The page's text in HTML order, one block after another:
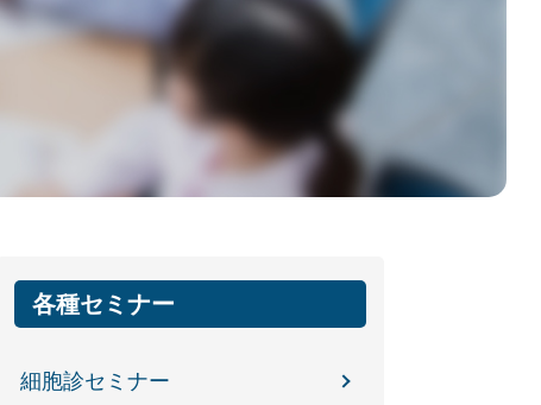
各種セミナー
細胞診セミナー